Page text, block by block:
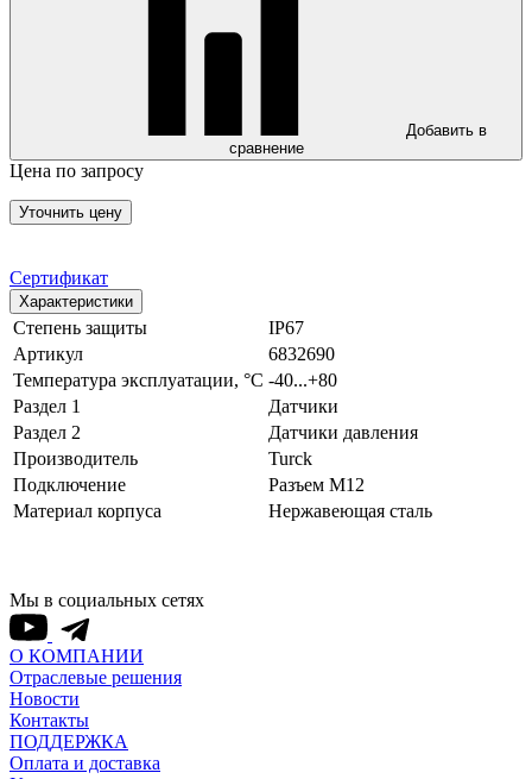
Добавить в
сравнение
Цена по запросу
Уточнить цену
Сертификат
Характеристики
Степень защиты
IP67
Артикул
6832690
Температура эксплуатации, °С -40...+80
Раздел 1
Датчики
Раздел 2
Датчики давления
Производитель
Turck
Подключение
Разъем M12
Материал корпуса
Нержавеющая сталь
Мы в социальных сетях
О КОМПАНИИ
Отраслевые решения
Новости
Контакты
ПОДДЕРЖКА
Оплата и доставка